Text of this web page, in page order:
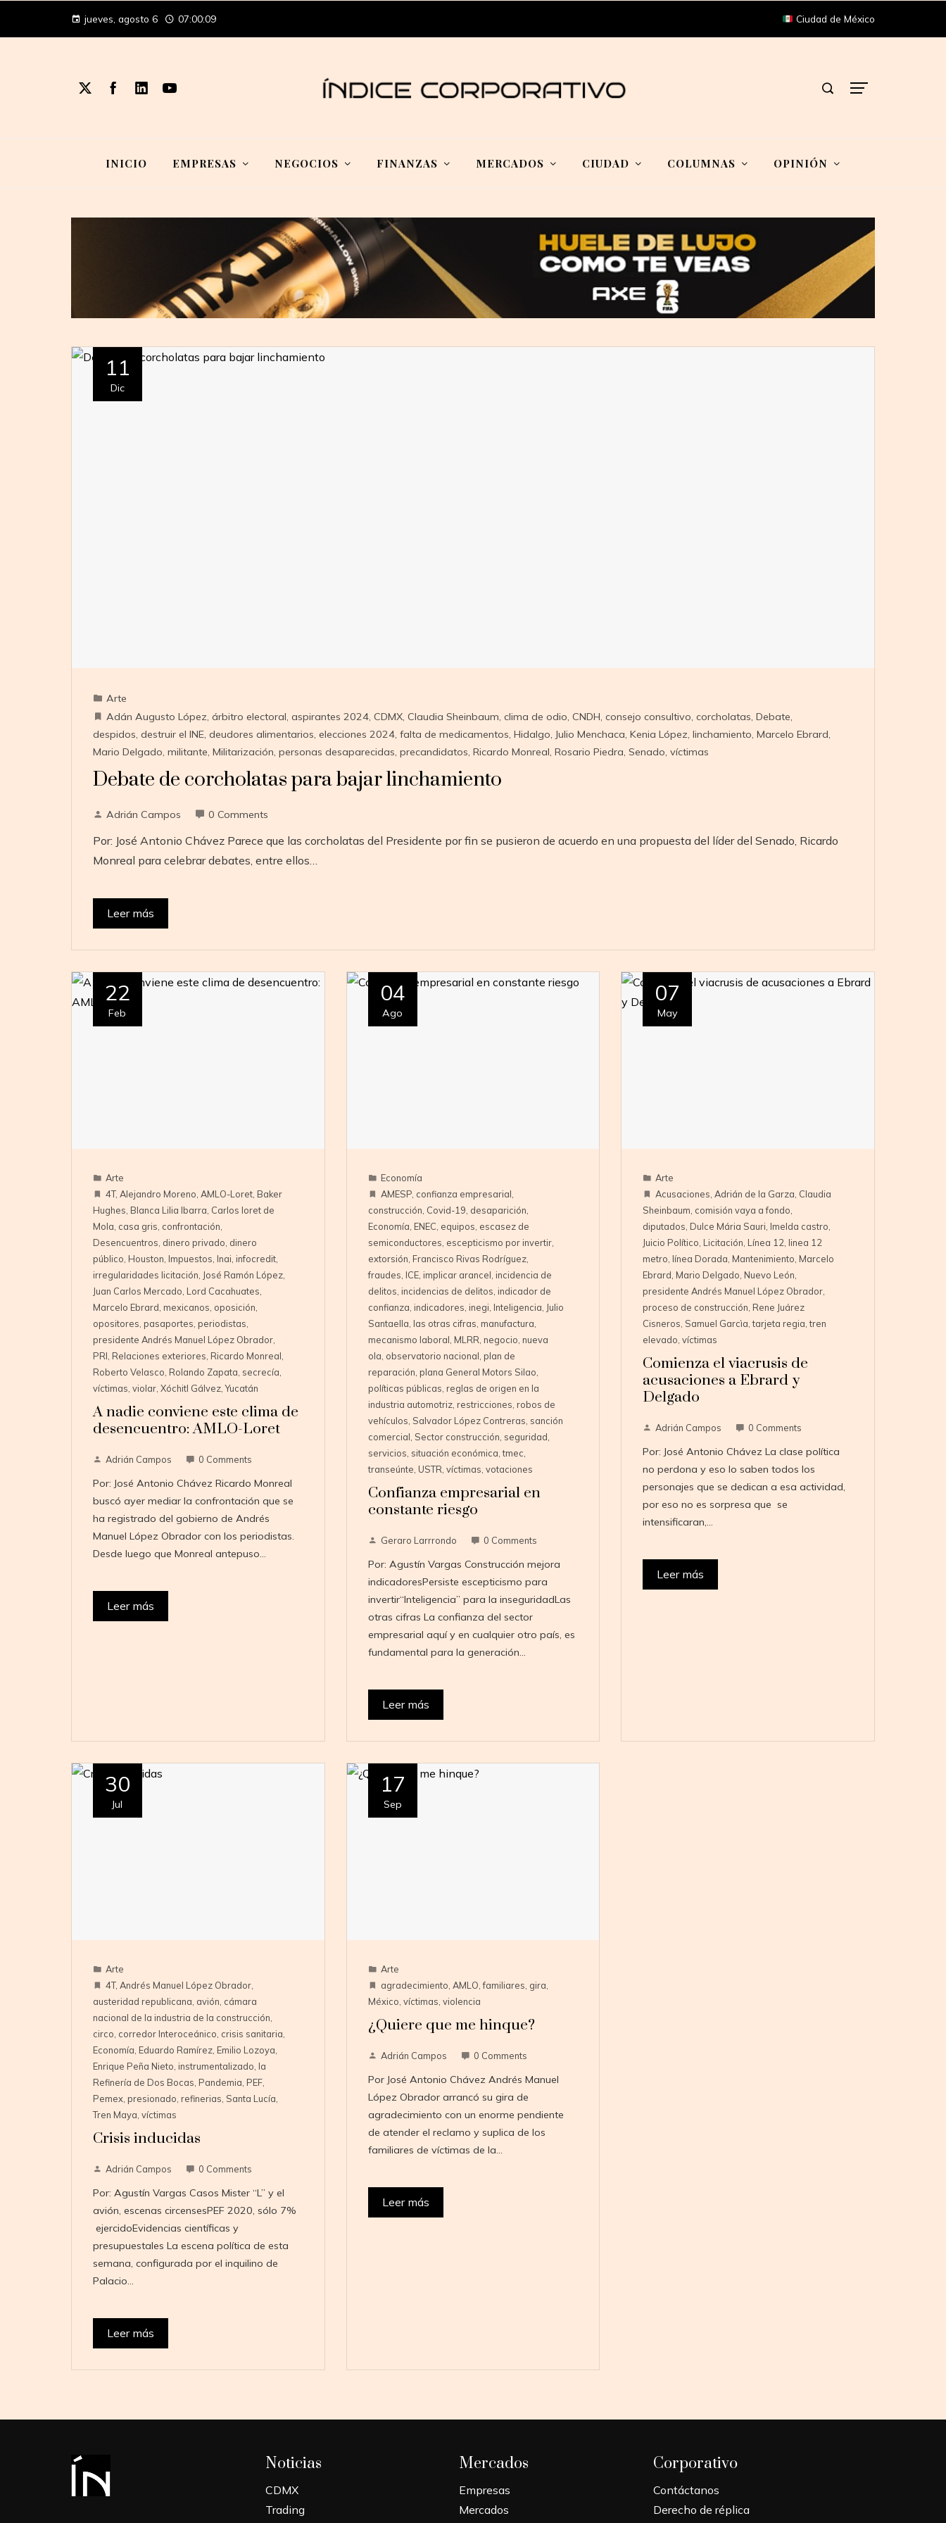
jueves, agosto 6 07:00:10 Ciudad de México
INICIO EMPRESAS NEGOCIOS FINANZAS MERCADOS CIUDAD COLUMNAS OPINIÓN
11
Dic
Arte
Adán Augusto López, árbitro electoral, aspirantes 2024, CDMX, Claudia Sheinbaum, clima de odio, CNDH, consejo consultivo, corcholatas, Debate,
despidos, destruir el INE, deudores alimentarios, elecciones 2024, falta de medicamentos, Hidalgo, Julio Menchaca, Kenia López, linchamiento, Marcelo Ebrard,
Mario Delgado, militante, Militarización, personas desaparecidas, precandidatos, Ricardo Monreal, Rosario Piedra, Senado, víctimas
Debate de corcholatas para bajar linchamiento
Adrián Campos 0 Comments
Por: José Antonio Chávez Parece que las corcholatas del Presidente por fin se pusieron de acuerdo en una propuesta del líder del Senado, Ricardo
Monreal para celebrar debates, entre ellos…
Leer más
22
Feb
Arte
4T, Alejandro Moreno AMLO-Loret, Baker
Hughes Blanca Lilia Ibarra Carlos loret de
Mola casa gris confrontación
Desencuentros dinero privado dinero
público Houston Impuestos Inai infocredit,
irregularidades licitación José Ramón López,
Juan Carlos Mercado Lord Cacahuates
Marcelo Ebrard mexicanos oposición
opositores pasaportes periodistas
presidente Andrés Manuel López Obrador,
PRI Relaciones exteriores Ricardo Monreal
Roberto Velasco Rolando Zapata secrecía
víctimas violar, Xóchitl Gálvez,Yucatán
A nadie conviene este clima de
desencuentro: AMLO-Loret
Adrián Campos 0 Comments
Por: José Antonio Chávez Ricardo Monreal
buscó ayer mediar la confrontación que se
ha registrado del gobierno de Andrés
Manuel López Obrador con los periodistas.
Desde luego que Monreal antepuso…
Leer más
04
Ago
Economía
AMESP, confianza empresarial
construcción Covid-19 desaparición
Economía ENEC equipos escasez de
semiconductores escepticismo por invertir,
extorsión Francisco Rivas Rodríguez,
fraudes ICE, implicar arancel incidencia de
delitos incidencias de delitos indicador de
confianza indicadores inegi Inteligencia Julio
Santaella las otras cifras manufactura
mecanismo laboral MLRR negocio nueva
ola observatorio nacional plan de
reparación plana General Motors Silao
políticas públicas reglas de origen en la
industria automotriz, restricciones robos de
vehículos Salvador López Contreras sanción
comercial Sector construcción seguridad
servicios situación económica ,tmec
transeúnte USTR víctimas votaciones
Confianza empresarial en
constante riesgo
Geraro Larrrondo 0 Comments
Por: Agustín Vargas Construcción mejora
indicadoresPersiste escepticismo para
invertir“Inteligencia” para la inseguridadLas
otras cifras La confianza del sector
empresarial aquí y en cualquier otro país, es
fundamental para la generación…
Leer más
07
May
Arte
Acusaciones ,Adrián de la Garza Claudia
Sheinbaum comisión vaya a fondo
diputados Dulce Mária Sauri Imelda castro
Juicio Político Licitación Línea 12 linea 12
metro línea Dorada Mantenimiento Marcelo
Ebrard Mario Delgado Nuevo León
presidente Andrés Manuel López Obrador
proceso de construcción Rene Juárez
Cisneros Samuel Garcìa ,tarjeta regia ,tren
elevado ,víctimas
Comienza el viacrusis de
acusaciones a Ebrard y
Delgado
Adrián Campos 0 Comments
Por: José Antonio Chávez La clase política
no perdona y eso lo saben todos los
personajes que se dedican a esa actividad,
por eso no es sorpresa que se
intensificaran,…
Leer más
30
Jul
Arte
4T, Andrés Manuel López Obrador,
austeridad republicana, avión, cámara
nacional de la industria de la construcción,
circo, corredor Interoceánico, crisis sanitaria,
Economía, Eduardo Ramírez, Emilio Lozoya,
Enrique Peña Nieto, instrumentalizado, la
Refinería de Dos Bocas, Pandemia, PEF,
Pemex, presionado, refinerias, Santa Lucía,
Tren Maya, víctimas
Crisis inducidas
Adrián Campos 0 Comments
Por: Agustín Vargas Casos Mister “L” y el
avión, escenas circensesPEF 2020, sólo 7%
ejercidoEvidencias científicas y
presupuestales La escena política de esta
semana, configurada por el inquilino de
Palacio…
Leer más
17
Sep
Arte
agradecimiento, AMLO,familiares, gira,
México, víctimas, violencia
¿Quiere que me hinque?
Adrián Campos 0 Comments
Por José Antonio Chávez Andrés Manuel
López Obrador arrancó su gira de
agradecimiento con un enorme pendiente
de atender el reclamo y suplica de los
familiares de víctimas de la…
Leer más
Noticias
CDMX
Trading
Mercados
Empresas
Mercados
Corporativo
Contáctanos
Derecho de réplica